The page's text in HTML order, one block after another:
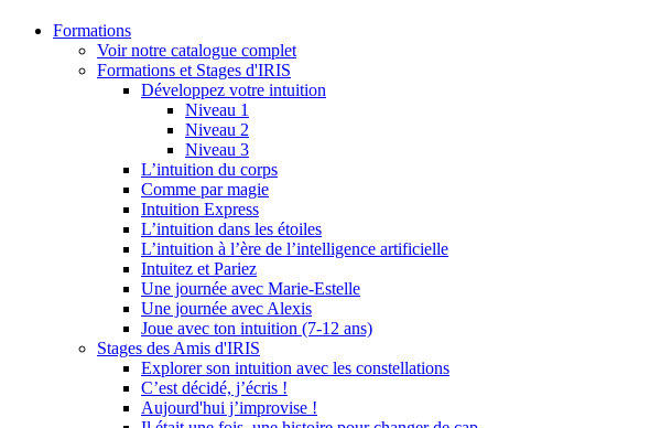
Formations
Voir notre catalogue complet
Formations et Stages d'IRIS
Développez votre intuition
Niveau 1
Niveau 2
Niveau 3
L’intuition du corps
Comme par magie
Intuition Express
L’intuition dans les étoiles
L’intuition à l’ère de l’intelligence artificielle
Intuitez et Pariez
Une journée avec Marie-Estelle
Une journée avec Alexis
Joue avec ton intuition (7-12 ans)
Stages des Amis d'IRIS
Explorer son intuition avec les constellations
C’est décidé, j’écris !
Aujourd'hui j’improvise !